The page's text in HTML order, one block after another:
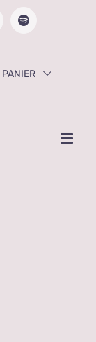
PinterestSpotify
PANIER